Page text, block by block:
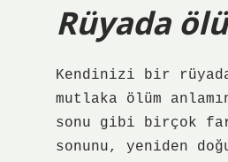
Rüyada
Kendinizi bir
mutlaka ölüm
sonu gibi birçok
sonunu, yeniden